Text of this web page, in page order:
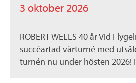
3 oktober 2026
ROBERT WELLS 40 år Vid
succéartad vårturné med
turnén nu under hösten 2026!